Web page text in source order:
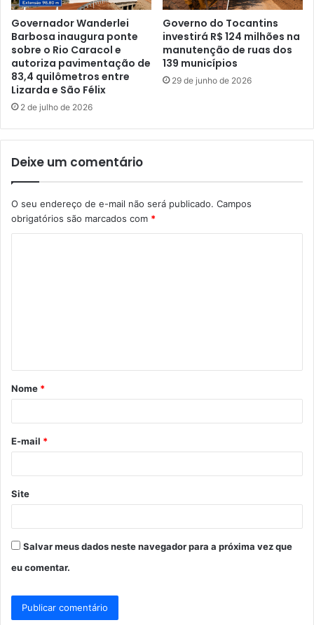
Governador Wanderlei
Barbosa inaugura ponte
sobre o Rio Caracol e
autoriza pavimentação de
83,4 quilômetros entre
Lizarda e São Félix
2 de julho de 2026
Governo do Tocantins
investirá R$ 124 milhões na
manutenção de ruas dos
139 municípios
29 de junho de 2026
Deixe um comentário
O seu endereço de e-mail não será publicado. Campos
obrigatórios são marcados com *
á
r
*
Nome *
E-mail *
Site
Salvar meus dados neste navegador para a próxima vez que
eu comentar.